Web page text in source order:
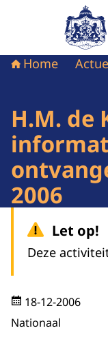
Naar
Home
H.M. de
2006
Let op!
Deze
18-12-2006
Nationaal